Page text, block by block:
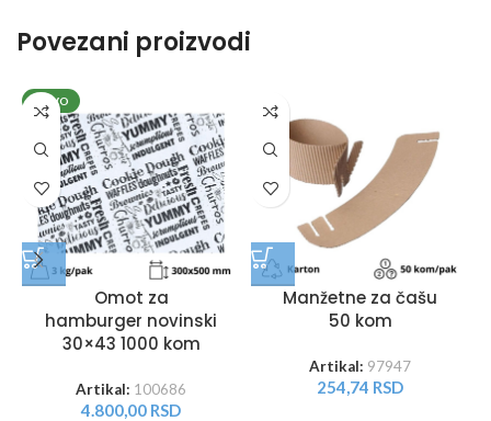
Povezani proizvodi
NOVO
Omot za
hamburger novinski
30×43 1000 kom
Artikal: 100686
4.800,00 RSD
Manžetne za čašu
50 kom
Artikal: 97947
254,74 RSD